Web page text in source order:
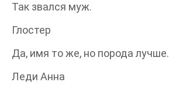
Так звался муж.
Глостер
Да, имя то же, но порода лучше.
Леди Анна